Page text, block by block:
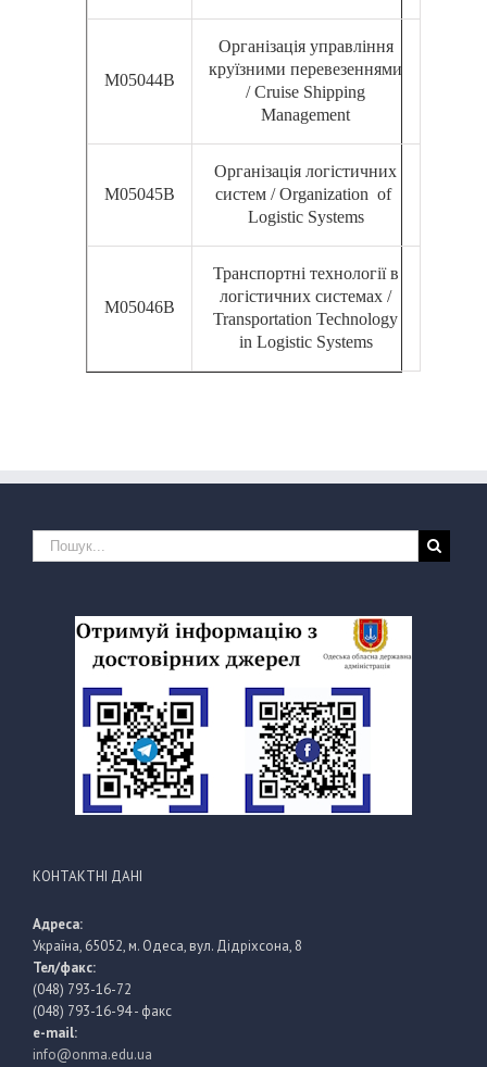
М05044В
Організація управління
круїзними перевезеннями
/ Cruise Shipping
Management
М05045В
Організація логістичних
систем / Organization of
Logistic Systems
М05046В
Транспортні технології в
логістичних системах /
Transportation Technology
in Logistic Systems
КОНТАКТНІ ДАНІ
Адреса:
Україна, 65052, м. Одеса, вул. Дідріхсона, 8
Тел/факс:
(048) 793-16-72
(048) 793-16-94 - факс
e-mail:
info@onma.edu.ua